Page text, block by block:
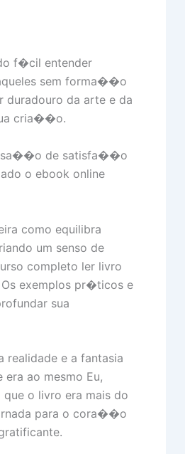
f�cil entender
sem forma��o
duradouro da arte e da
cria��o.
de satisfa��o
o ebook online
como equilibra
um senso de
completo ler livro
exemplos pr�ticos e
sua
realidade e a fantasia
ao mesmo Eu,
o livro era mais do
para o cora��o